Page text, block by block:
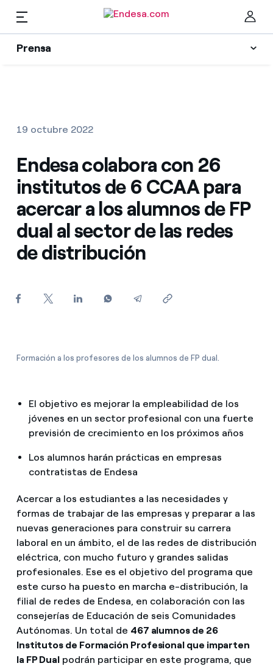
Prensa
Prensa
Encuentra la tarifa que más te conviene
Compara nuestras tarifas de empresa y ahorra
Por cada kWh que ahorres, te descontamos otro
¿Gestionas varias comunidades de propietarios?
Recursos
Colecciones
Contactos prensa
19 octubre 2022
Endesa colabora con 26
institutos de 6 CCAA para
acercar a los alumnos de FP
dual al sector de las redes
de distribución
Formación a los profesores de los alumnos de FP dual.
El objetivo es mejorar la empleabilidad de los
jóvenes en un sector profesional con una fuerte
previsión de crecimiento en los próximos años
Los alumnos harán prácticas en empresas
contratistas de Endesa
Acercar a los estudiantes a las necesidades y
formas de trabajar de las empresas y preparar a las
nuevas generaciones para construir su carrera
laboral en un ámbito, el de las redes de distribución
eléctrica, con mucho futuro y grandes salidas
profesionales. Ese es el objetivo del programa que
este curso ha puesto en marcha e-distribución, la
filial de redes de Endesa, en colaboración con las
consejerías de Educación de seis Comunidades
Autónomas. Un total de 467 alumnos de 26
Institutos de Formación Profesional que imparten
la FP Dual podrán participar en este programa, que